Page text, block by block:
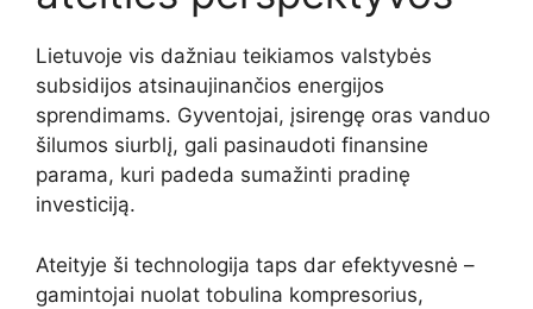
Lietuvoje vis dažniau teikiamos valstybės
subsidijos atsinaujinančios energijos
sprendimams. Gyventojai, įsirengę oras vanduo
šilumos siurblį, gali pasinaudoti finansine
parama, kuri padeda sumažinti pradinę
investiciją.
Ateityje ši technologija taps dar efektyvesnė –
gamintojai nuolat tobulina kompresorius,